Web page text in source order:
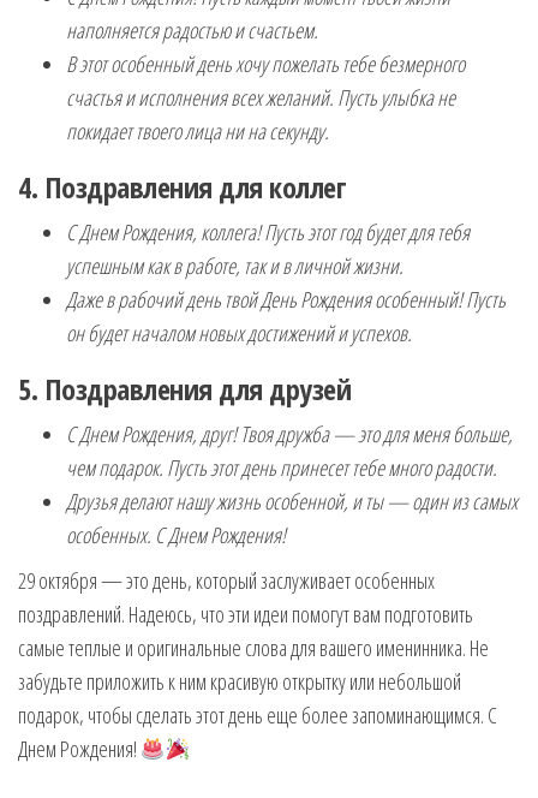
наполняется радостью и счастьем.
В этот особенный день хочу пожелать тебе безмерного
счастья и исполнения всех желаний. Пусть улыбка не
покидает твоего лица ни на секунду.
4. Поздравления для коллег
С Днем Рождения, коллега! Пусть этот год будет для тебя
успешным как в работе, так и в личной жизни.
Даже в рабочий день твой День Рождения особенный! Пусть
он будет началом новых достижений и успехов.
5. Поздравления для друзей
С Днем Рождения, друг! Твоя дружба — это для меня больше,
чем подарок. Пусть этот день принесет тебе много радости.
Друзья делают нашу жизнь особенной, и ты — один из самых
особенных. С Днем Рождения!
29 октября — это день, который заслуживает особенных
поздравлений. Надеюсь, что эти идеи помогут вам подготовить
самые теплые и оригинальные слова для вашего именинника. Не
забудьте приложить к ним красивую открытку или небольшой
подарок, чтобы сделать этот день еще более запоминающимся. С
Днем Рождения!